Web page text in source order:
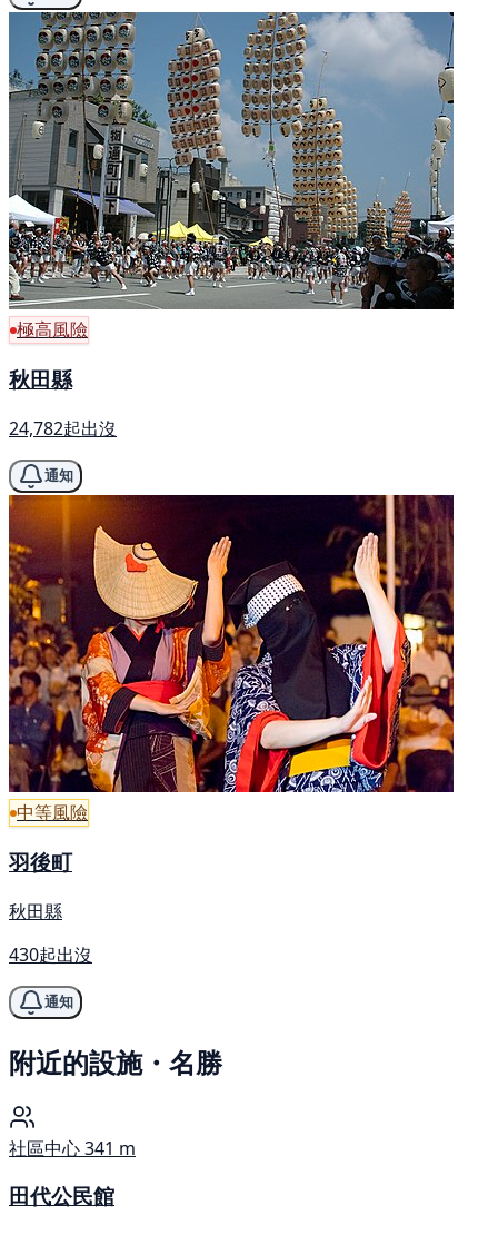
極高風險
秋田縣
24,782起出沒
通知
中等風險
羽後町
秋田縣
430起出沒
通知
附近的設施・名勝
社區中心341 m
田代公民館